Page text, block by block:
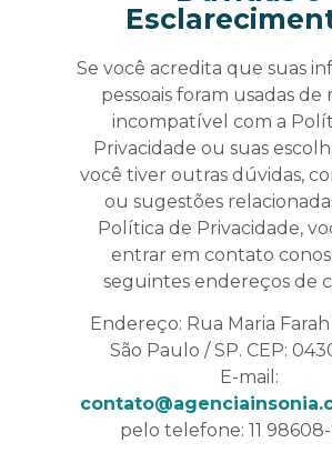
Se você acredita que suas
pessoais foram usadas de
incompatível com a
Privacidade ou suas
você tiver outras dúvidas,
ou sugestões
Política de Privacidade,
entrar em contato
seguintes endereços de
Endereço: Rua Maria Farah
São Paulo / SP. CEP:
E-mail:
pelo telefone: 11